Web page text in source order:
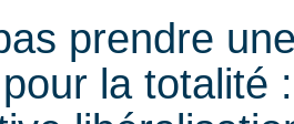
prendre
la totalité